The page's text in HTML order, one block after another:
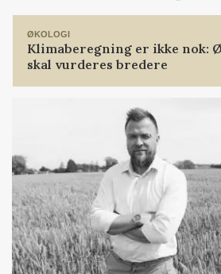
ØKOLOGI
Klimaberegning er ikke nok:
skal vurderes bredere